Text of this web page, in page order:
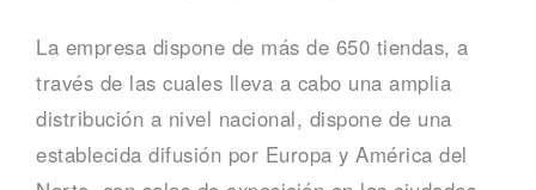
La empresa dispone de más de 650 tiendas, a
través de las cuales lleva a cabo una amplia
distribución a nivel nacional, dispone de una
establecida difusión por Europa y América del